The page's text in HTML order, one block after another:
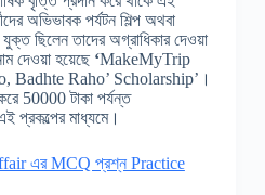
অভিভাবক পর্যটন শিল্প অথবা
যুক্ত ছিলেন তাদের অগ্রাধিকার দেওয়া
দেওয়া হয়েছে ‘MakeMyTrip
Badhte Raho’ Scholarship’।
50000 টাকা পর্যন্ত
প্রকল্পের মাধ্যমে।
এর MCQ প্রশ্ন Practice